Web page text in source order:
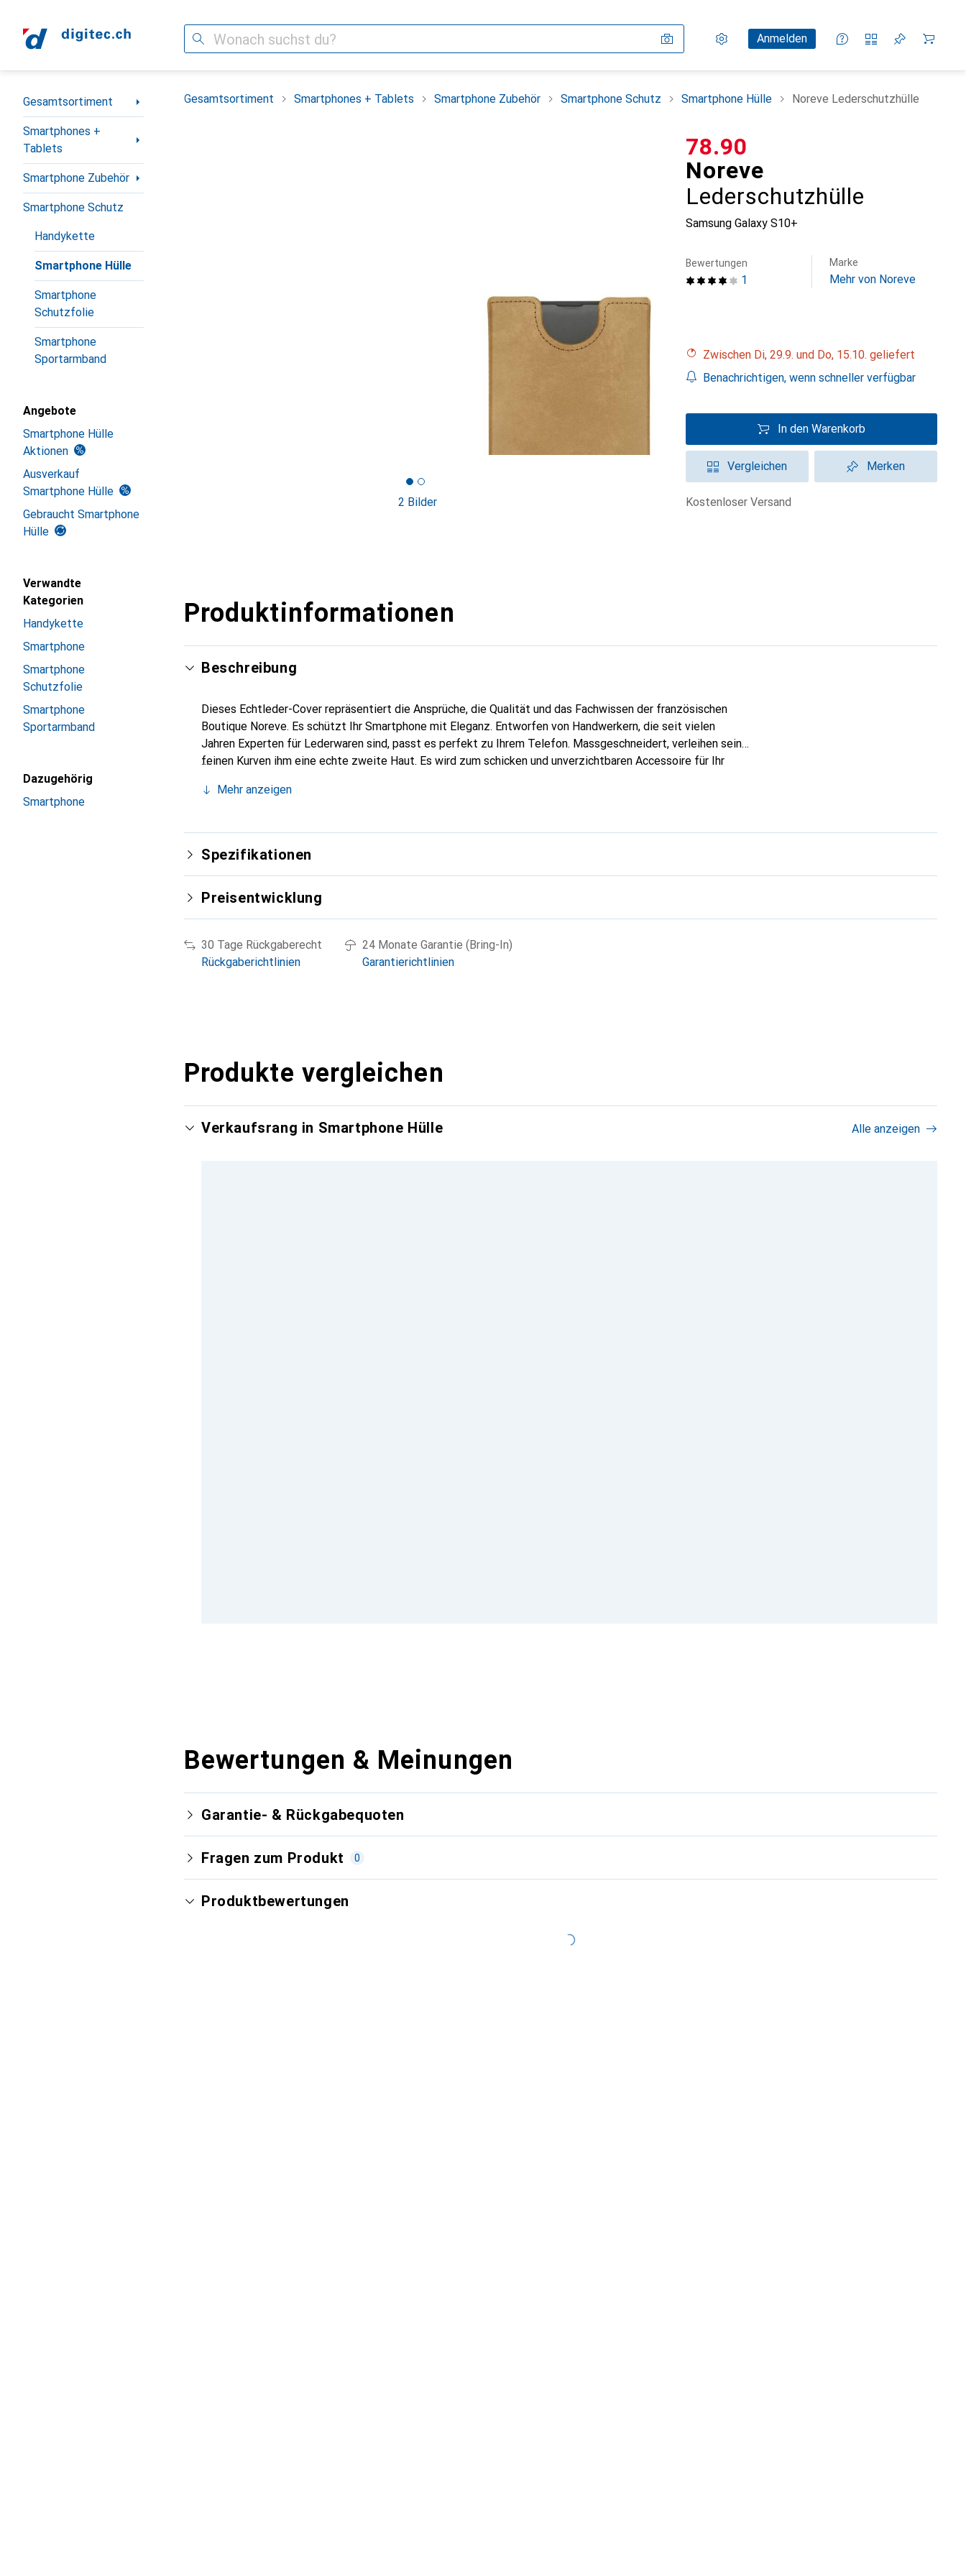
Suche Einstellungen
KundenkontoAnmelden
Vergleichslisten
Merklisten
Warenkorb
Navigation nach Kategorien
Gesamtsortiment
Smartphones +
Tablets
Smartphone Zubehör
Smartphone Schutz
Handykette
Smartphone Hülle
Smartphone
Schutzfolie
Smartphone
Sportarmband
Angebote
Smartphone Hülle
Aktionen
Ausverkauf
Smartphone Hülle
Gebraucht Smartphone
Hülle
Verwandte
Kategorien
Handykette
Smartphone
Smartphone
Schutzfolie
Smartphone
Sportarmband
Dazugehörig
Smartphone
Gesamtsortiment Smartphones + Tablets Smartphone Zubehör Smartphone Schutz Smartphone Hülle Noreve Lederschutzhülle
2 Bilder
Noreve
Lederschutzhülle
Samsung Galaxy S10+
CHF
78.90
1
Bewertungen Marke
Mehr von Noreve
Zwischen Di, 29.9. und Do, 15.10. geliefert
Benachrichtigen, wenn schneller verfügbar
In den Warenkorb
Vergleichen Merken
kostenloser Versand
Produktinformationen
Beschreibung
Dieses Echtleder-Cover repräsentiert die Ansprüche, die Qualität und das Fachwissen der französischen
Boutique Noreve. Es schützt Ihr Smartphone mit Eleganz. Entworfen von Handwerkern, die seit vielen
Jahren Experten für Lederwaren sind, passt es perfekt zu Ihrem Telefon. Massgeschneidert, verleihen seine
feinen Kurven ihm eine echte zweite Haut. Es wird zum schicken und unverzichtbaren Accessoire für Ihr
für eine anspruchsvolle Klientel.
Mehr anzeigen
Spezifikationen
Preisentwicklung
30 Tage Rückgaberecht
Rückgaberichtlinien
24 Monate Garantie (Bring-In)
Garantierichtlinien
Produkte vergleichen
Verkaufsrang in Smartphone Hülle Alle anzeigen
Bewertungen & Meinungen
Garantie- & Rückgabequoten
Fragen zum Produkt 0
Produktbewertungen